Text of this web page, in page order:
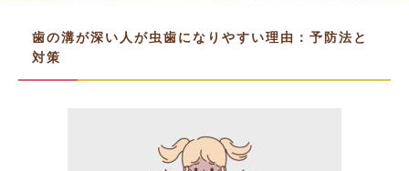
歯の溝が深い人が虫歯になりやすい理由：予防法と
対策